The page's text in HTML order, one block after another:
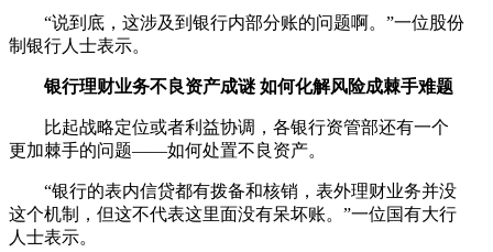
“说到底，这涉及到银行内部分账的问题啊。”一位股份
制银行人士表示。
银行理财业务不良资产成谜 如何化解风险成棘手难题
比起战略定位或者利益协调，各银行资管部还有一个
更加棘手的问题——如何处置不良资产。
“银行的表内信贷都有拨备和核销，表外理财业务并没
这个机制，但这不代表这里面没有呆坏账。”一位国有大行
人士表示。